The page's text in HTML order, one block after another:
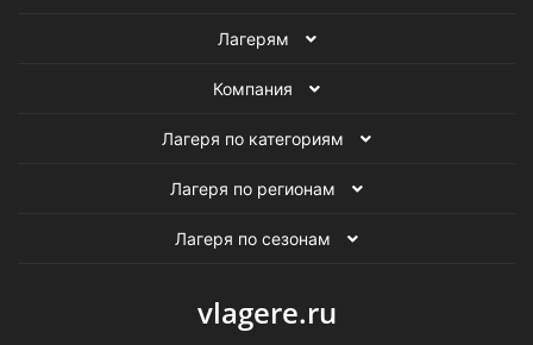
Лагерям
Компания
Лагеря по категориям
Лагеря по регионам
Лагеря по сезонам
vlagere.ru